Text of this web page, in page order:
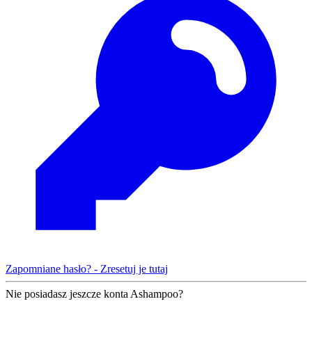
Zapomniane hasło? - Zresetuj je tutaj
Nie posiadasz jeszcze konta Ashampoo?